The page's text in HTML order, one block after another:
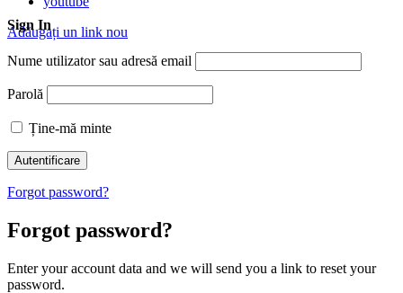
Adăugați un link nou
Sign In
Nume utilizator sau adresă email
Parolă
Ține-mă minte
Forgot password?
Forgot password?
Enter your account data and we will send you a link to reset your
password.